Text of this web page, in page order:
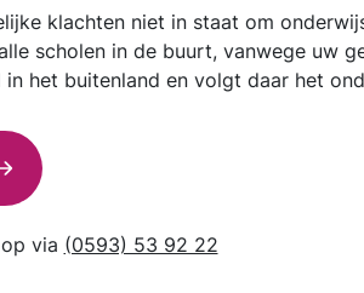
klachten niet in staat om
scholen in de buurt, vanwege uw
het buitenland en volgt daar het
via (0593) 53 92 22